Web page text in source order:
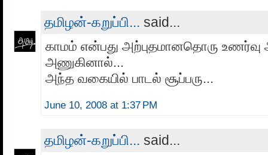
தமிழன்-கறுப்பி... said...
காமம் என்பது அற்புதமானதொரு உணர்வு
அணுகினால்...
அந்த வகையில் பாடல் சூப்பரு...
June 10, 2008 at 1:37 PM
தமிழன்-கறுப்பி... said...